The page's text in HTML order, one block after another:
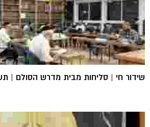
שידור חי | סליחות מבית מדרש הסולם |